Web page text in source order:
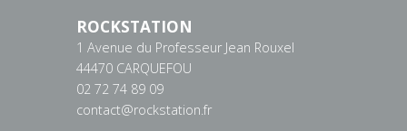
ROCKSTATION
1 Avenue du Professeur Jean Rouxel
44470 CARQUEFOU
02 72 74 89 09
contact@rockstation.fr